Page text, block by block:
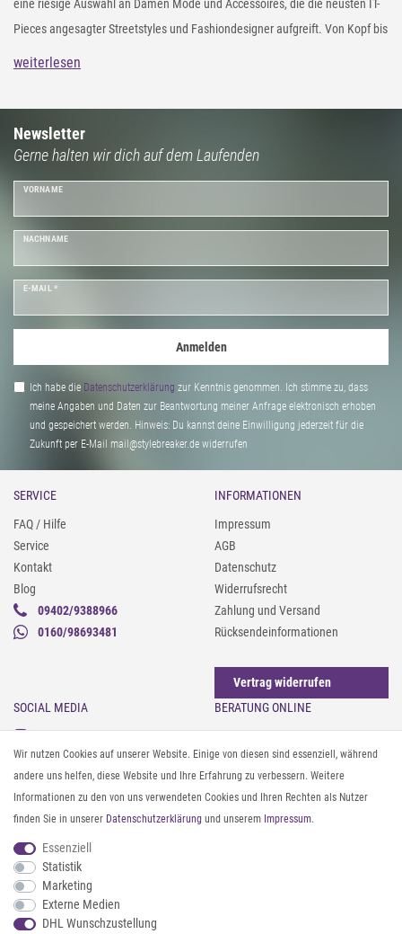
eine riesige Auswahl an Damen Mode und Accessoires, die die neusten IT-
Pieces angesagter Streetstyles und Fashiondesigner aufgreift. Von Kopf bis
Fuß statten wir Dich mit Accessoires in coolen Styles und Farben aus: Süße
glitzern auffällige
weiterlesen
Newsletter
Gerne halten wir dich auf dem Laufenden
VORNAME
NACHNAME
E-MAIL *
Anmelden
Ich habe die Daten­schutz­erklärung zur Kenntnis genommen. Ich stimme zu, dass
meine Angaben und Daten zur Beantwortung meiner Anfrage elektronisch erhoben
und gespeichert werden. Hinweis: Du kannst deine Einwilligung jederzeit für die
Zukunft per E-Mail mail@stylebreaker.de widerrufen
SERVICE
FAQ / Hilfe
Service
Kontakt
Blog
09402/9388966
0160/98693481
INFORMATIONEN
Impressum
AGB
Datenschutz
Widerrufsrecht
Zahlung und Versand
Rücksendeinformationen
Vertrag widerrufen
SOCIAL MEDIA
Instagram
Facebook
Pinterest
Twitter
Youtube
Threads
BERATUNG ONLINE
Gürtel messen & kürzen
Sonnenbrillen & UV-Schutz
Textilpflege
Textil- und Material-Guide
Geldbörse richtig organisieren
ZAHLUNG & VERSAND
Wir nutzen Cookies auf unserer Website. Einige von diesen sind essenziell, während
andere uns helfen, diese Website und Ihre Erfahrung zu verbessern. Weitere
Informationen zu den von uns verwendeten Cookies und Ihren Rechten als Nutzer
finden Sie in unserer Daten­schutz­erklärung und unserem Impressum.
Essenziell
Statistik
Marketing
Externe Medien
DHL Wunschzustellung